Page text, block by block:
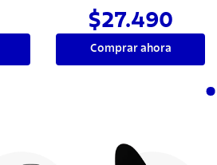
$27.490
Comprar ahora